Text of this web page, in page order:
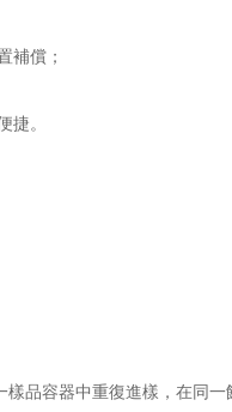
補償；
。
容器中重復進樣，在同一